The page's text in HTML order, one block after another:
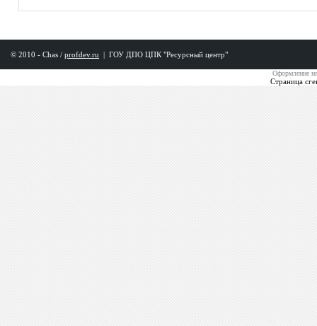
© 2010 - Chas / profdev.ru | ГОУ ДПО ЦПК "Ресурсный центр"
Оформление
Страница